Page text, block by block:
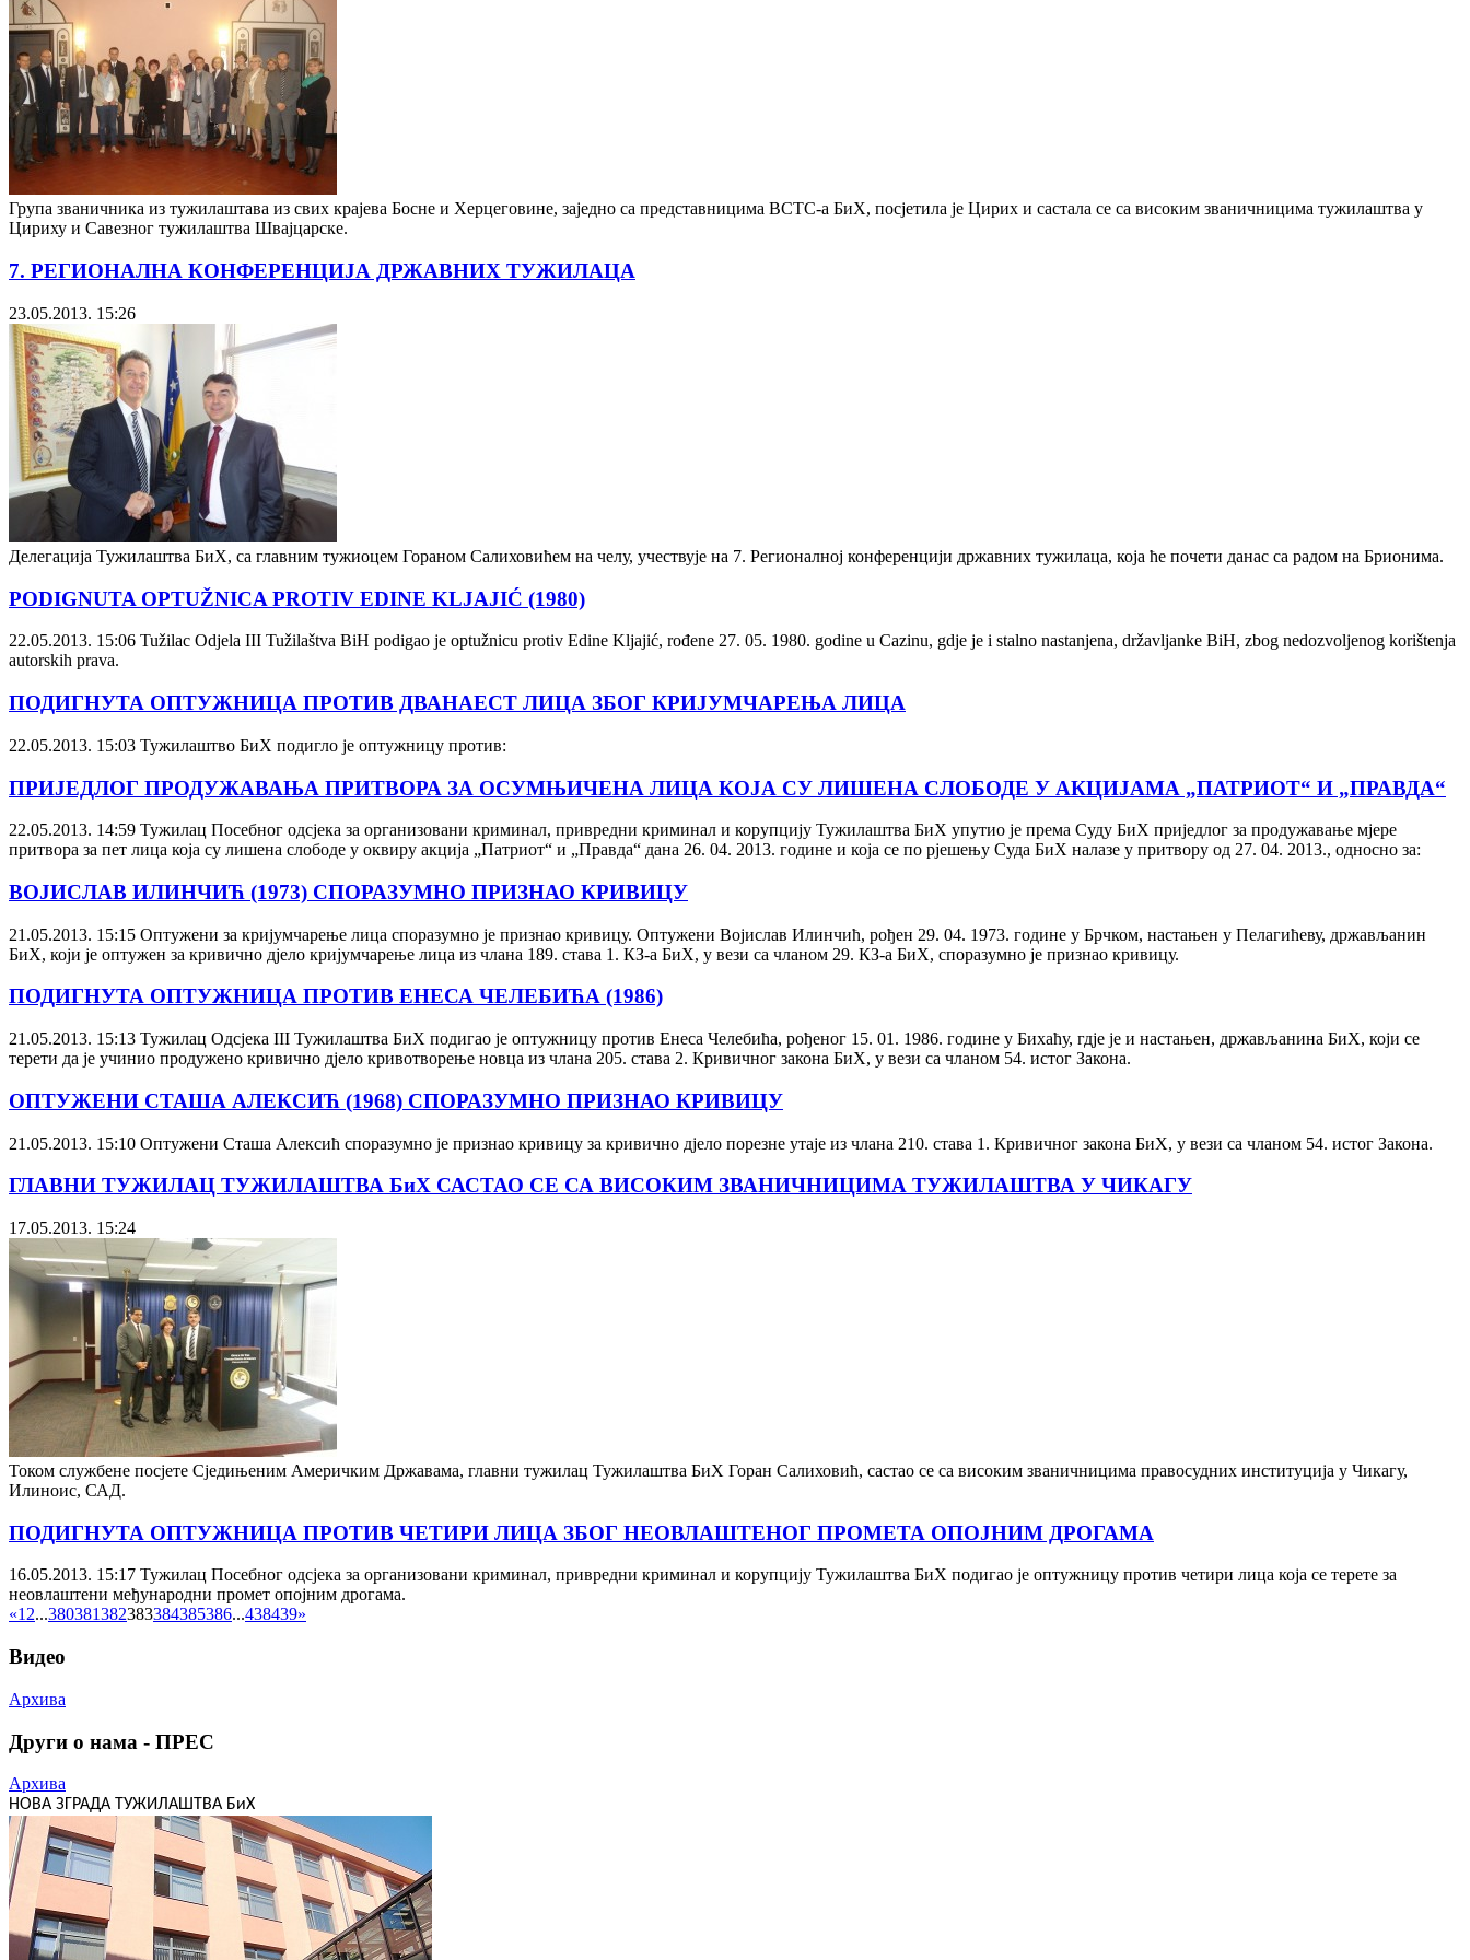
Група званичника из тужилаштава из свих крајева Босне и Херцеговине, заједно са представницима ВСТС-а БиХ, посјетила је Цирих и састала се са високим званичницима тужилаштва у
Цириху и Савезног тужилаштва Швајцарске.
7. РЕГИОНАЛНА КОНФЕРЕНЦИЈА ДРЖАВНИХ ТУЖИЛАЦА
23.05.2013. 15:26
Делегација Тужилаштва БиХ, са главним тужиоцем Гораном Салиховићем на челу, учествује на 7. Регионалној конференцији државних тужилаца, која ће почети данас са радом на Брионима.
PODIGNUTA OPTUŽNICA PROTIV EDINE KLJAJIĆ (1980)
22.05.2013. 15:06 Tužilac Odjela III Tužilaštva BiH podigao je optužnicu protiv Edine Kljajić, rođene 27. 05. 1980. godine u Cazinu, gdje je i stalno nastanjena, državljanke BiH, zbog nedozvoljenog korištenja
autorskih prava.
ПОДИГНУТА ОПТУЖНИЦА ПРОТИВ ДВАНАЕСТ ЛИЦА ЗБОГ КРИЈУМЧАРЕЊА ЛИЦА
22.05.2013. 15:03 Тужилаштво БиХ подигло је оптужницу против:
ПРИЈЕДЛОГ ПРОДУЖАВАЊА ПРИТВОРА ЗА ОСУМЊИЧЕНА ЛИЦА КОЈА СУ ЛИШЕНА СЛОБОДЕ У АКЦИЈАМА „ПАТРИОТ“ И „ПРАВДА“
22.05.2013. 14:59 Тужилац Посебног одсјека за организовани криминал, привредни криминал и корупцију Тужилаштва БиХ упутио је према Суду БиХ приједлог за продужавање мјере
притвора за пет лица која су лишена слободе у оквиру акција „Патриот“ и „Правда“ дана 26. 04. 2013. године и која се по рјешењу Суда БиХ налазе у притвору од 27. 04. 2013., односно за:
ВОЈИСЛАВ ИЛИНЧИЋ (1973) СПОРАЗУМНО ПРИЗНАО КРИВИЦУ
21.05.2013. 15:15 Оптужени за кријумчарење лица споразумно је признао кривицу. Оптужени Војислав Илинчић, рођен 29. 04. 1973. године у Брчком, настањен у Пелагићеву, држављанин
БиХ, који је оптужен за кривично дјело кријумчарење лица из члана 189. става 1. КЗ-а БиХ, у вези са чланом 29. КЗ-а БиХ, споразумно је признао кривицу.
ПОДИГНУТА ОПТУЖНИЦА ПРОТИВ ЕНЕСА ЧЕЛЕБИЋА (1986)
21.05.2013. 15:13 Тужилац Одсјека III Тужилаштва БиХ подигао је оптужницу против Енеса Челебића, рођеног 15. 01. 1986. године у Бихаћу, гдје је и настањен, држављанина БиХ, који се
терети да је учинио продужено кривично дјело кривотворење новца из члана 205. става 2. Кривичног закона БиХ, у вези са чланом 54. истог Закона.
ОПТУЖЕНИ СТАША АЛЕКСИЋ (1968) СПОРАЗУМНО ПРИЗНАО КРИВИЦУ
21.05.2013. 15:10 Оптужени Сташа Алексић споразумно је признао кривицу за кривично дјело порезне утаје из члана 210. става 1. Кривичног закона БиХ, у вези са чланом 54. истог Закона.
ГЛАВНИ ТУЖИЛАЦ ТУЖИЛАШТВА БиХ САСТАО СЕ СА ВИСОКИМ ЗВАНИЧНИЦИМА ТУЖИЛАШТВА У ЧИКАГУ
17.05.2013. 15:24
Током службене посјете Сједињеним Америчким Државама, главни тужилац Тужилаштва БиХ Горан Салиховић, састао се са високим званичницима правосудних институција у Чикагу,
Илиноис, САД.
ПОДИГНУТА ОПТУЖНИЦА ПРОТИВ ЧЕТИРИ ЛИЦА ЗБОГ НЕОВЛАШТЕНОГ ПРОМЕТА ОПОЈНИМ ДРОГАМА
16.05.2013. 15:17 Тужилац Посебног одсјека за организовани криминал, привредни криминал и корупцију Тужилаштва БиХ подигао је оптужницу против четири лица која се терете за
неовлаштени међународни промет опојним дрогама.
«12...380381382383384385386...438439»
Видео
Архива
Други о нама - ПРЕС
Архива
НОВА ЗГРАДА ТУЖИЛАШТВА БиХ